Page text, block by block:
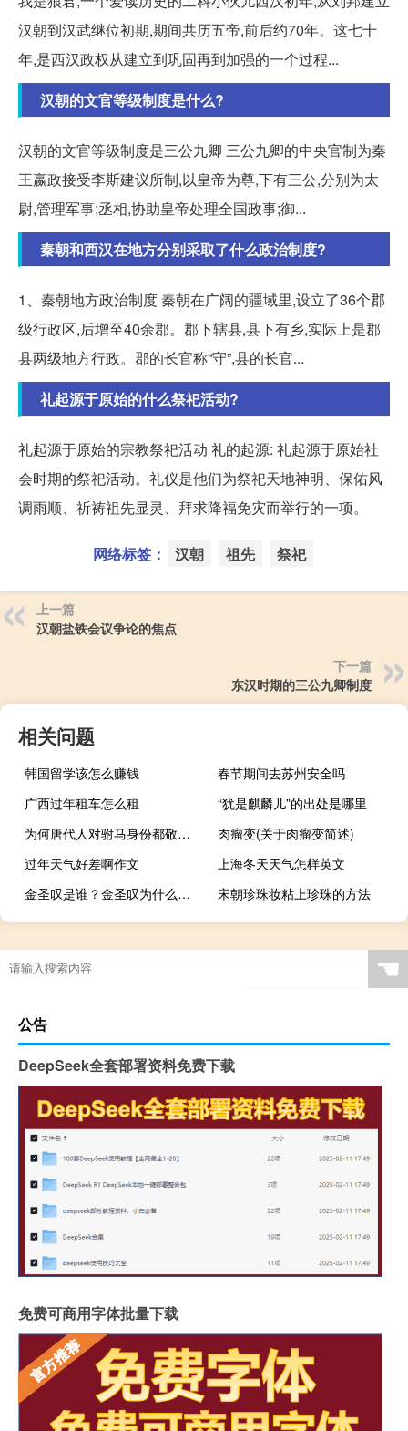
汉朝到汉武继位初期,期间共历五帝,前后约70年。这七十
年,是西汉政权从建立到巩固再到加强的一个过程...
汉朝的文官等级制度是什么?
汉朝的文官等级制度是三公九卿 三公九卿的中央官制为秦
王嬴政接受李斯建议所制,以皇帝为尊,下有三公,分别为太
尉,管理军事;丞相,协助皇帝处理全国政事;御...
秦朝和西汉在地方分别采取了什么政治制度?
1、秦朝地方政治制度 秦朝在广阔的疆域里,设立了36个郡
级行政区,后增至40余郡。郡下辖县,县下有乡,实际上是郡
县两级地方行政。郡的长官称“守”,县的长官...
礼起源于原始的什么祭祀活动?
礼起源于原始的宗教祭祀活动 礼的起源: 礼起源于原始社
会时期的祭祀活动。礼仪是他们为祭祀天地神明、保佑风
调雨顺、祈祷祖先显灵、拜求降福免灾而举行的一项。
网络标签： 汉朝 祖先 祭祀
上一篇
汉朝盐铁会议争论的焦点
下一篇
东汉时期的三公九卿制度
相关问题
韩国留学该怎么赚钱
春节期间去苏州安全吗
广西过年租车怎么租
“犹是麒麟儿”的出处是哪里
为何唐代人对驸马身份都敬而远之？
肉瘤变(关于肉瘤变简述)
过年天气好差啊作文
上海冬天天气怎样英文
金圣叹是谁？金圣叹为什么被杀？
宋朝珍珠妆粘上珍珠的方法
☚
公告
DeepSeek全套部署资料免费下载
免费可商用字体批量下载